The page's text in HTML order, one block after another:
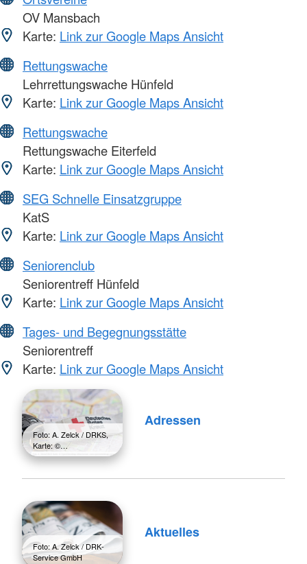
OV Mansbach
Karte: Link zur Google Maps Ansicht
Rettungswache
Lehrrettungswache Hünfeld
Karte: Link zur Google Maps Ansicht
Rettungswache
Rettungswache Eiterfeld
Karte: Link zur Google Maps Ansicht
SEG Schnelle Einsatzgruppe
KatS
Karte: Link zur Google Maps Ansicht
Seniorenclub
Seniorentreff Hünfeld
Karte: Link zur Google Maps Ansicht
Tages- und Begegnungsstätte
Seniorentreff
Karte: Link zur Google Maps Ansicht
Foto: A. Zelck / DRKS,
Karte: ©…
Adressen
Foto: A. Zelck / DRK-
Service GmbH
Aktuelles